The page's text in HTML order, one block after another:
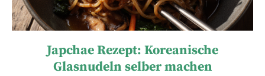
Japchae Rezept: Koreanische
Glasnudeln selber machen